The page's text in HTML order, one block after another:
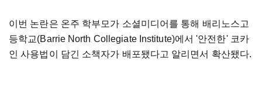
이번 논란은 온주 학부모가 소셜미디어를 통해 배리노스고
등학교(Barrie North Collegiate Institute)에서 '안전한' 코카
인 사용법이 담긴 소책자가 배포됐다고 알리면서 확산됐다.